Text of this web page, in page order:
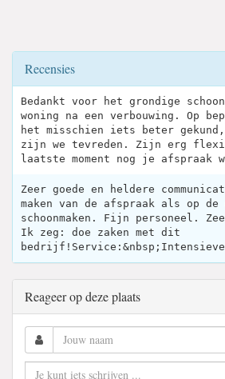
Recensies
Bedankt voor het grondige
woning na een verbouwing. Op
het misschien iets beter
zijn we tevreden. Zijn erg
laatste moment nog je
Zeer goede en heldere
maken van de afspraak als op de
schoonmaken. Fijn personeel.
Ik zeg: doe zaken met dit
bedrijf!Service:&nbsp;Intensieve
Reageer op deze plaats